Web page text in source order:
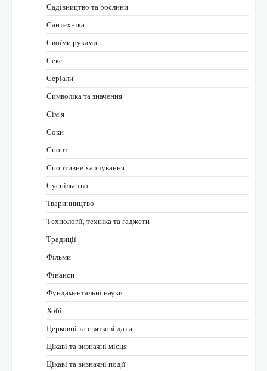
Садівництво та рослини
Сантехніка
Своїми руками
Секс
Серіали
Символіка та значення
Сім’я
Соки
Спорт
Спортивне харчування
Суспільство
Тваринництво
Технології, техніка та гаджети
Традиції
Фільми
Фінанси
Фундаментальні науки
Хобі
Церковні та святкові дати
Цікаві та визначні місця
Цікаві та визначні події